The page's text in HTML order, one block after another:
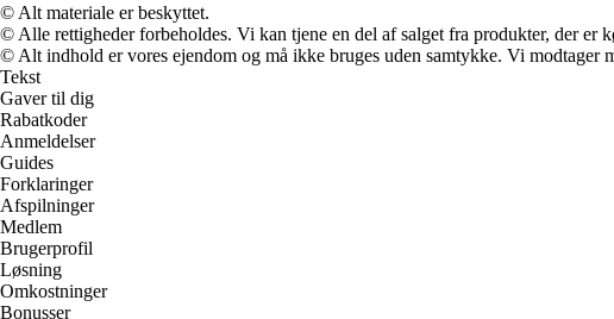
© Alt materiale er beskyttet.
© Alle rettigheder forbeholdes. Vi kan tjene en del af salget fra produkter, der er
© Alt indhold er vores ejendom og må ikke bruges uden samtykke. Vi
Tekst
Gaver til dig
Rabatkoder
Anmeldelser
Guides
Forklaringer
Afspilninger
Medlem
Brugerprofil
Løsning
Omkostninger
Bonusser